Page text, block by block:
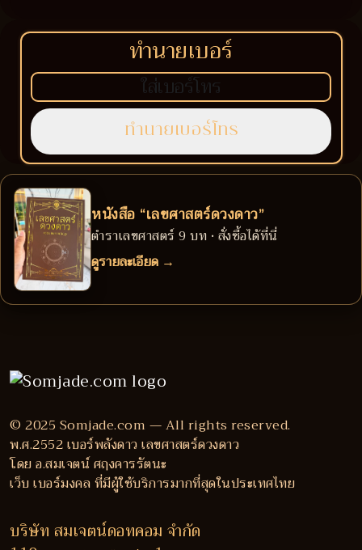
ทำนายเบอร์
หนังสือ “เลขศาสตร์ดวงดาว”
ตำราเลขศาสตร์ 9 บท • สั่งซื้อได้ที่นี่
ดูรายละเอียด →
© 2025 Somjade.com — All rights reserved.
พ.ศ.2552 เบอร์พลังดาว เลขศาสตร์ดวงดาว
โดย อ.สมเจตน์ ศฤงคารรัตนะ
เว็บ เบอร์มงคล ที่มีผู้ใช้บริการมากที่สุดในประเทศไทย
บริษัท สมเจตน์ดอทคอม จำกัด